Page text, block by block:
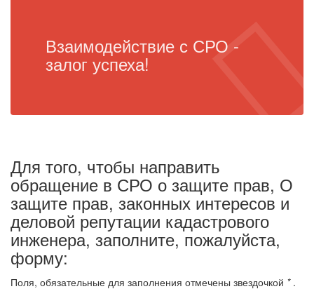
Взаимодействие с СРО -
залог успеха!
Для того, чтобы направить
обращение в СРО о защите прав, О
защите прав, законных интересов и
деловой репутации кадастрового
инженера, заполните, пожалуйста,
форму:
Поля, обязательные для заполнения отмечены звездочкой * .